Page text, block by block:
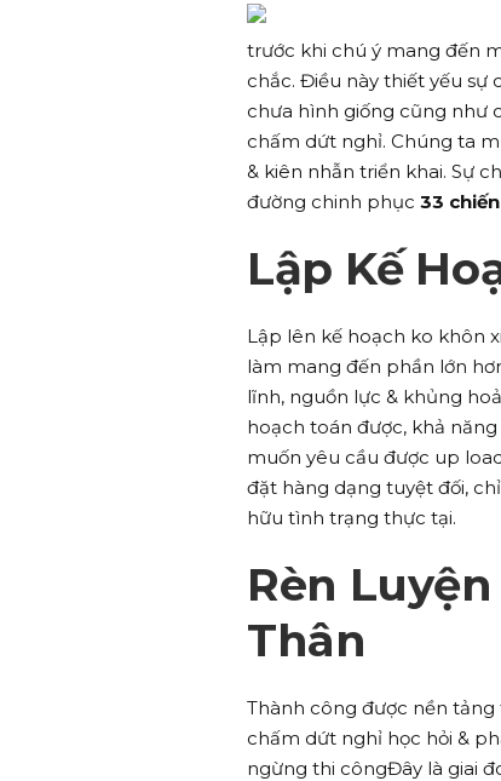
trước khi chú ý mang đến
chắc. Điều này thiết yếu sự
chưa hình giống cũng như
chấm dứt nghỉ. Chúng ta
& kiên nhẫn triển khai. Sự
đường chinh phục 33
Lập Kế
Lập lên kế hoạch ko khôn
làm mang đến phần lớn
lĩnh, nguồn lực & khủng
hoạch toán được, khả
muốn yêu cầu được up
đặt hàng dạng tuyệt đối,
hữu tình trạng thực tại.
Rèn
Thân
Thành công được nền
chấm dứt nghỉ học hỏi &
ngừng thi côngĐây là giai